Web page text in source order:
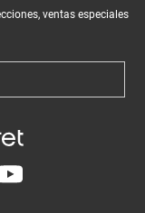
ventas especiales